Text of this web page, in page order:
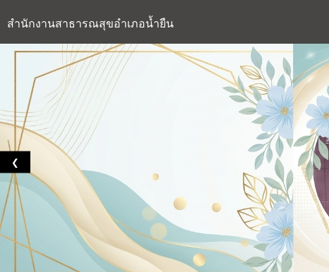
สำนักงานสาธารณสุขอำเภอน้ำยืน
❮